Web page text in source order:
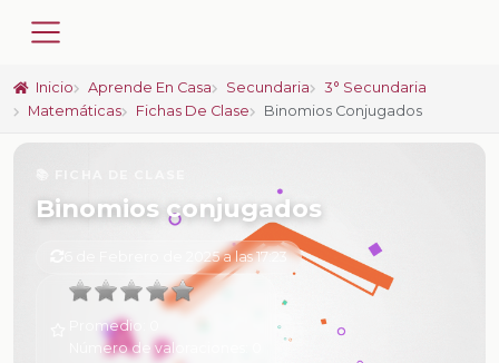
Inicio Aprende En Casa Secundaria
3° Secundaria
Matemáticas
Fichas De Clase Binomios Conjugados
Binomios conjugados
6 de Febrero de 2025 a las 17:23
Promedio:
Número de valoraciones: